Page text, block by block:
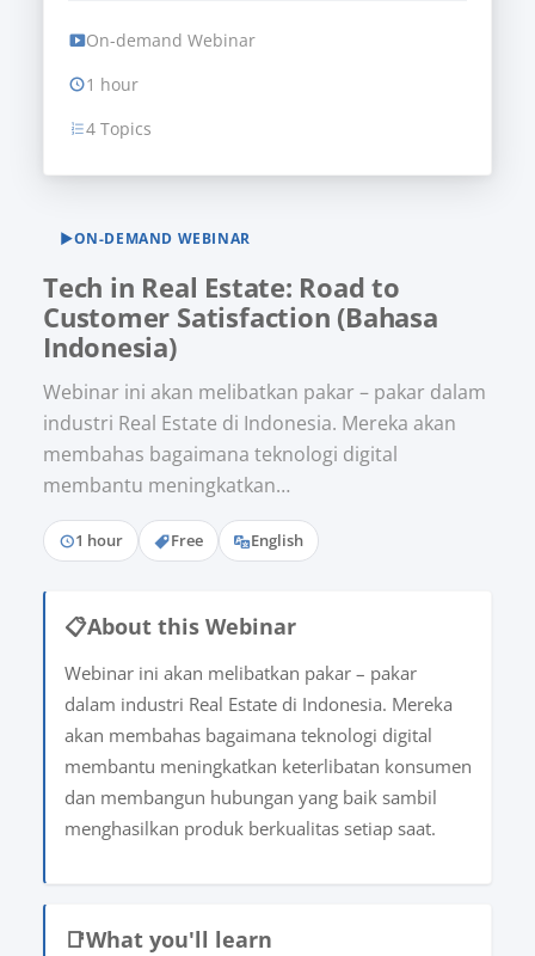
▶ON-DEMAND WEBINAR
Tech in Real Estate: Road to
Customer Satisfaction (Bahasa
Indonesia)
Webinar ini akan melibatkan pakar – pakar dalam
industri Real Estate di Indonesia. Mereka akan
membahas bagaimana teknologi digital
membantu meningkatkan…
1 hour Free English
📋About this Webinar
Webinar ini akan melibatkan pakar – pakar
dalam industri Real Estate di Indonesia. Mereka
akan membahas bagaimana teknologi digital
membantu meningkatkan keterlibatan konsumen
dan membangun hubungan yang baik sambil
menghasilkan produk berkualitas setiap saat.
📑What you'll learn
On-demand Webinar
1 hour
4 Topics